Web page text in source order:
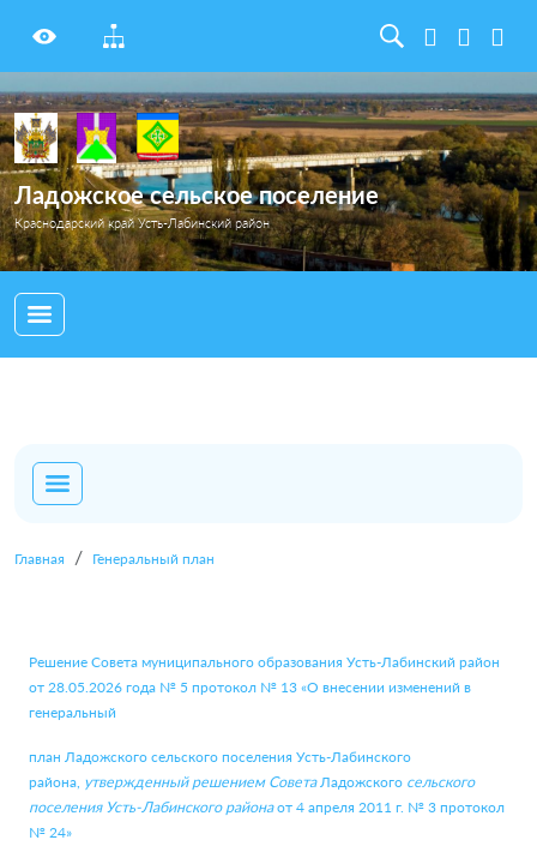
Ладожское сельское поселение
Краснодарский край Усть-Лабинский район
Главная Генеральный план
Решение Совета муниципального образования Усть-Лабинский район
от 28.05.2026 года № 5 протокол № 13 «О внесении изменений в
генеральный
план Ладожского сельского поселения Усть-Лабинского
района, утвержденный решением Совета Ладожского сельского
поселения Усть-Лабинского районаот 4 апреля 2011 г. № 3 протокол
№ 24»